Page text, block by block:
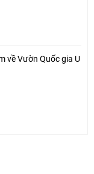
về Vườn Quốc gia U